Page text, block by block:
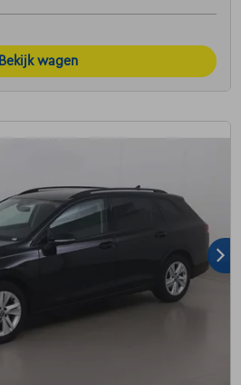
Bekijk wagen